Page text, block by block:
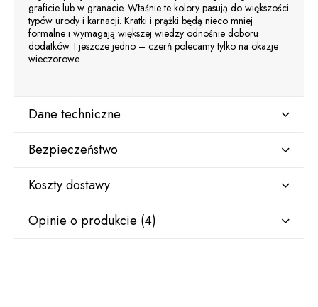
graficie lub w granacie. Właśnie te kolory pasują do większości
typów urody i karnacji. Kratki i prążki będą nieco mniej
formalne i wymagają większej wiedzy odnośnie doboru
dodatków. I jeszcze jedno – czerń polecamy tylko na okazje
wieczorowe.
Dane techniczne
Kolor
Grafitowy
Gładki
Bezpieczeństwo
Producent
M&M SUITS
Saska 63K/2
Koszty dostawy
Kraj wysyłki:
Opinie o produkcie (4)